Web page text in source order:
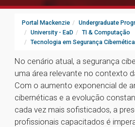
Portal Mackenzie
Undergraduate
University - EaD
TI & Computação
Tecnologia em Segurança Cibernética
No cenário atual, a segurança
uma área relevante no contexto
Com o aumento exponencial de
cibernéticas e a evolução
cada vez mais sofisticados, a
profissionais capacitados é